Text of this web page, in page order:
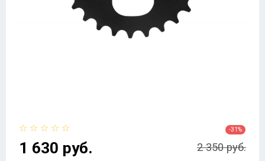
1 630 руб.
-31%
2 350 руб.